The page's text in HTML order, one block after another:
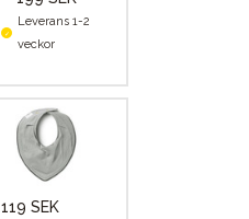
Leverans 1-2
veckor
119 SEK